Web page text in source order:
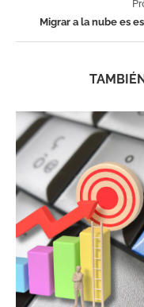
Migrar a la nube es